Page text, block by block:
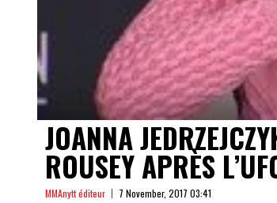
JOANNA
ROUSEY APRÈS
MMAnytt éditeur 7 November, 2017 03:41